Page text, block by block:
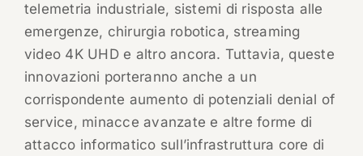
telemetria industriale, sistemi di risposta alle
emergenze, chirurgia robotica, streaming
video 4K UHD e altro ancora. Tuttavia, queste
innovazioni porteranno anche a un
corrispondente aumento di potenziali denial of
service, minacce avanzate e altre forme di
attacco informatico sull’infrastruttura core di